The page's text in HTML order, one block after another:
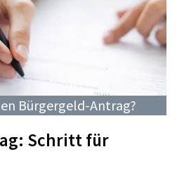
Bürgergeld-Antrag?
Schritt für